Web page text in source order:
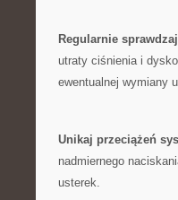
Regularnie
utraty ciśnienia i
ewentualnej ​wymiany
Unikaj⁣ przeciążeń
‍nadmiernego
‌usterek.